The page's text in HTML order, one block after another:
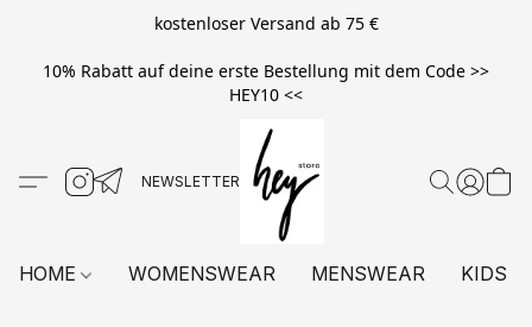
kostenloser Versand ab 75 €
10% Rabatt auf deine erste Bestellung mit dem Code >>
HEY10 <<
HOME WOMENSWEAR MENSWEAR KIDS